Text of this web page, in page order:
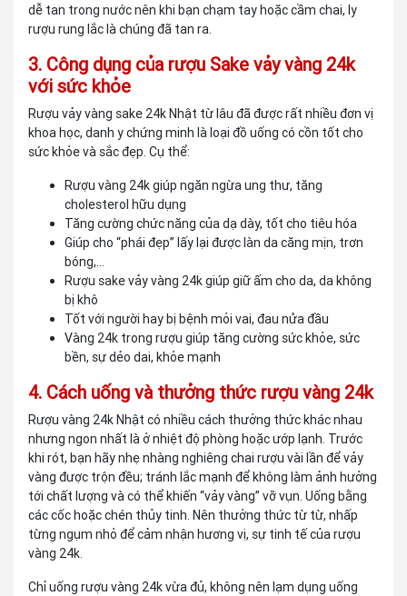
dễ tan trong nước nên khi bạn chạm tay hoặc cầm chai, ly
rượu rung lắc là chúng đã tan ra.
3. Công dụng của rượu Sake vảy vàng 24k
với sức khỏe
Rượu vảy vàng sake 24k Nhật từ lâu đã được rất nhiều đơn vị
khoa học, danh y chứng minh là loại đồ uống có cồn tốt cho
sức khỏe và sắc đẹp. Cụ thể:
Rượu vàng 24k giúp ngăn ngừa ung thư, tăng
cholesterol hữu dụng
Tăng cường chức năng của dạ dày, tốt cho tiêu hóa
Giúp cho “phái đẹp” lấy lại được làn da căng mịn, trơn
bóng,...
Rượu sake vảy vàng 24k giúp giữ ấm cho da, da không
bị khô
Tốt với người hay bị bệnh mỏi vai, đau nửa đầu
Vàng 24k trong rượu giúp tăng cường sức khỏe, sức
bền, sự dẻo dai, khỏe mạnh
4. Cách uống và thưởng thức rượu vàng 24k
Rượu vàng 24k Nhật có nhiều cách thưởng thức khác nhau
nhưng ngon nhất là ở nhiệt độ phòng hoặc ướp lạnh. Trước
khi rót, bạn hãy nhẹ nhàng nghiêng chai rượu vài lần để vảy
vàng được trộn đều; tránh lắc mạnh để không làm ảnh hưởng
tới chất lượng và có thể khiến “vảy vàng” vỡ vụn. Uống bằng
các cốc hoặc chén thủy tinh. Nên thưởng thức từ từ, nhấp
từng ngụm nhỏ để cảm nhận hương vị, sự tinh tế của rượu
vàng 24k.
Chỉ uống rượu vàng 24k vừa đủ, không nên lạm dụng uống